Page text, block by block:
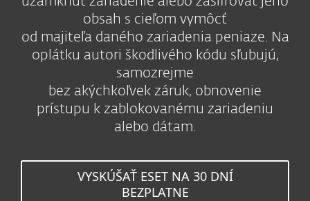
obsah s cieľom vymôcť
od majiteľa daného zariadenia peniaze. Na
oplátku autori škodlivého kódu sľubujú,
samozrejme
bez akýchkoľvek záruk, obnovenie
prístupu k zablokovanému zariadeniu
alebo dátam.
VYSKÚŠAŤ ESET NA 30 DNÍ
BEZPLATNE